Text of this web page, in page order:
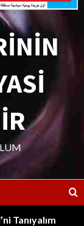
Tanıyalım